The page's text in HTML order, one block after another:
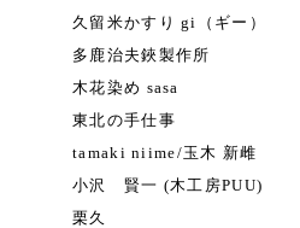
久留米かすり gi（ギー）
多鹿治夫鋏製作所
木花染め sasa
東北の手仕事
tamaki niime/玉木 新雌
小沢 賢一 (木工房PUU)
栗久